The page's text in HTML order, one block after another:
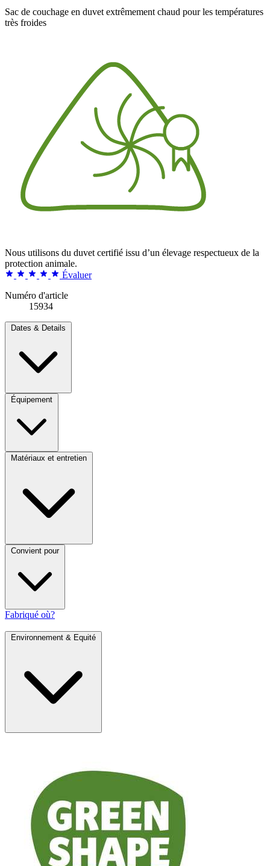
Sac de couchage en duvet extrêmement chaud pour les températures
très froides
Nous utilisons du duvet certifié issu d’un élevage respectueux de la
protection animale.
Évaluer
Numéro d'article
15934
Dates & Details
Équipement
Matériaux et entretien
Convient pour
Fabriqué où?
Environnement & Equité